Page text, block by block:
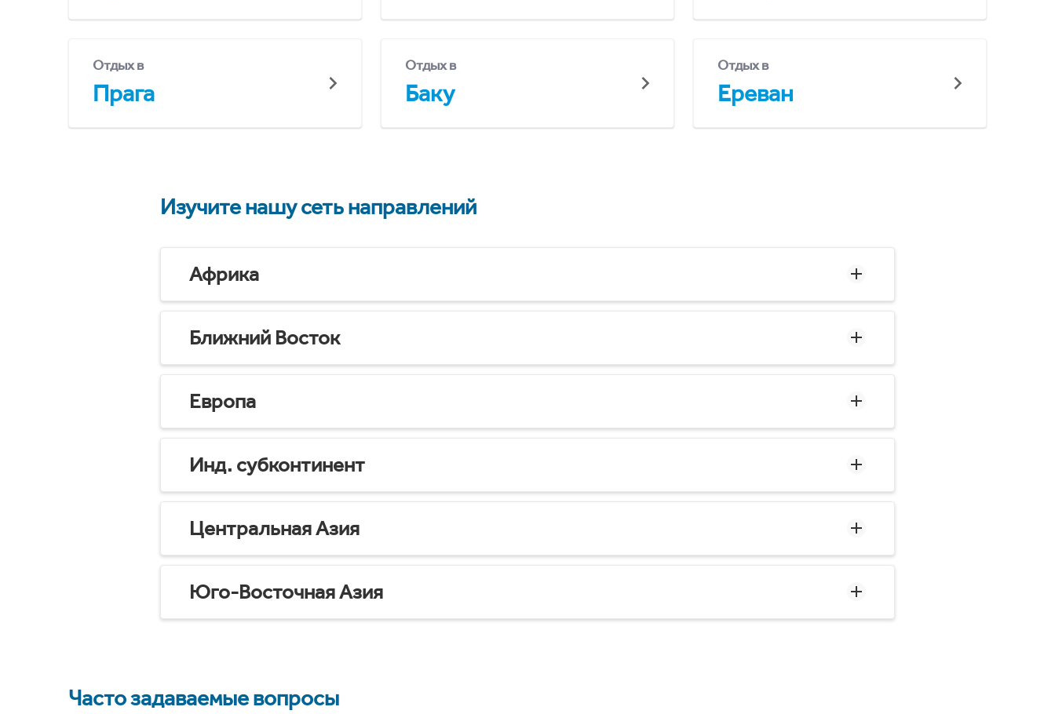
Отдых в
Прага
Отдых в
Баку
Отдых в
Ереван
Изучите нашу сеть направлений
Африка
Ближний Восток
Европа
Инд. субконтинент
Центральная Азия
Юго-Восточная Азия
Часто задаваемые вопросы